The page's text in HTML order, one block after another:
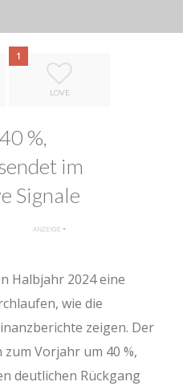
1
LOVE
%,
im
Signale
Halbjahr 2024 eine
wie die
zeigen. Der
Vorjahr um 40 %,
deutlichen Rückgang